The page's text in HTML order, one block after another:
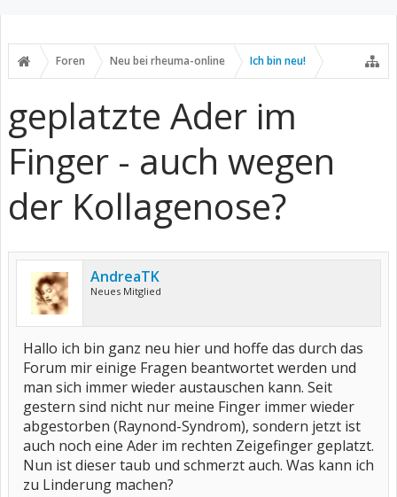
Foren Neu bei rheuma-online Ich bin neu!
geplatzte Ader im
Finger - auch wegen
der Kollagenose?
AndreaTK
Neues Mitglied
Hallo ich bin ganz neu hier und hoffe das durch das
Forum mir einige Fragen beantwortet werden und
man sich immer wieder austauschen kann. Seit
gestern sind nicht nur meine Finger immer wieder
abgestorben (Raynond-Syndrom), sondern jetzt ist
auch noch eine Ader im rechten Zeigefinger geplatzt.
Nun ist dieser taub und schmerzt auch. Was kann ich
zu Linderung machen?